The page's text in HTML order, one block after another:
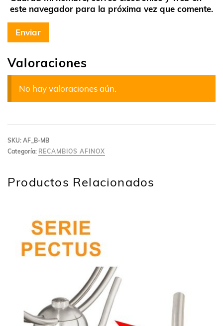
Valoraciones
No hay valoraciones aún.
este navegador para la próxima vez que comente.
SKU: AF_B-MB
Categoría: RECAMBIOS AFINOX
Productos Relacionados